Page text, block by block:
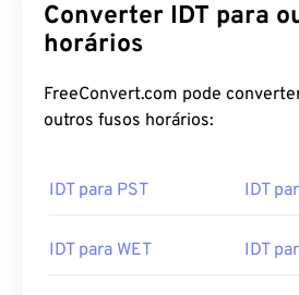
Converter IDT para
horários
FreeConvert.com pode
outros fusos horários:
IDT para PST IDT
IDT para WET IDT